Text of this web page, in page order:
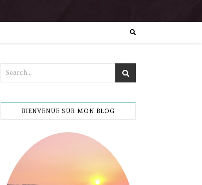
BIENVENUE SUR MON BLOG